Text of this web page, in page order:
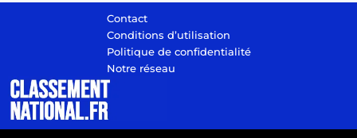
Contact
Conditions d’utilisation
Politique de confidentialité
Notre réseau